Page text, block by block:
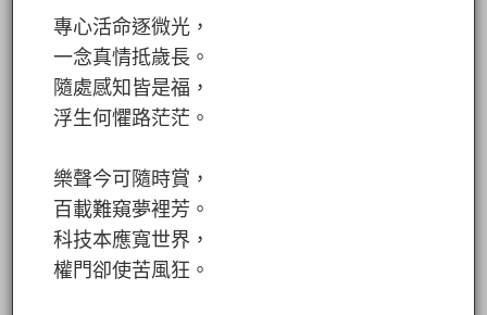
專心活命逐微光，
一念真情抵歲長。
隨處感知皆是福，
浮生何懼路茫茫。
樂聲今可隨時賞，
百載難窺夢裡芳。
科技本應寬世界，
權門卻使苦風狂。